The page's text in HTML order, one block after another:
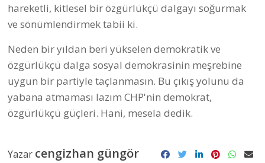
hareketli, kitlesel bir özgürlükçü dalgayı soğurmak
ve sönümlendirmek tabii ki.
Neden bir yıldan beri yükselen demokratik ve
özgürlükçü dalga sosyal demokrasinin meşrebine
uygun bir partiyle taçlanmasın. Bu çıkış yolunu da
yabana atmaması lazım CHP'nin demokrat,
özgürlükçü güçleri. Hani, mesela dedik.
Yazar cengizhan güngör